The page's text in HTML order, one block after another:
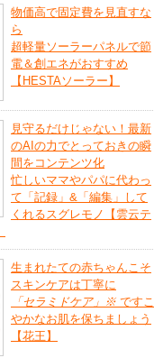
物価高で固定費を見直すな
ら
超軽量ソーラーパネルで節
電＆創エネがおすすめ
【HESTAソーラー】
見守るだけじゃない！最新
のAIの力でとっておきの瞬
間をコンテンツ化
忙しいママやパパに代わっ
て「記録」&「編集」して
くれるスグレモノ【雲云テ
生まれたての赤ちゃんこそ
スキンケアは丁寧に
「セラミドケア」 ※ ですこ
やかなお肌を保ちましょう
【花王】